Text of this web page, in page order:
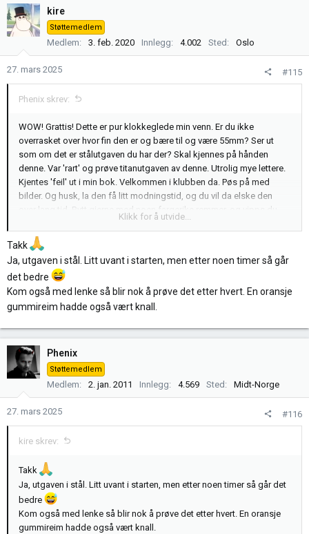
k
s
j
e
:
kire
Støttemedlem
Medlem 3. feb. 2020 Innlegg 4.002 Sted Oslo
27. mars 2025 #115
Phenix skrev:
WOW! Grattis! Dette er pur klokkeglede min venn. Er du ikke
overrasket over hvor fin den er og bære til og være 55mm? Ser ut
som om det er stålutgaven du har der? Skal kjennes på hånden
denne. Var 'rart' og prøve titanutgaven av denne. Utrolig mye lettere.
Kjentes 'feil' ut i min bok. Velkommen i klubben da. Pøs på med
bilder. Og husk, la den få litt modningstid, og du vil da elske den
over lang tid. Bytt gjerne med noen fargerike remmer, og vipps du
Nei dette var stas......
Gratulerer så mye.
Klikk for å utvide...
Takk
Ja, utgaven i stål. Litt uvant i starten, men etter noen timer så går
det bedre
Kom også med lenke så blir nok å prøve det etter hvert. En oransje
gummireim hadde også vært knall.
Phenix
Støttemedlem
Medlem 2. jan. 2011 Innlegg 4.569 Sted Midt-Norge
27. mars 2025 #116
kire skrev:
Takk
Ja, utgaven i stål. Litt uvant i starten, men etter noen timer så går det
bedre
Kom også med lenke så blir nok å prøve det etter hvert. En oransje
gummireim hadde også vært knall.